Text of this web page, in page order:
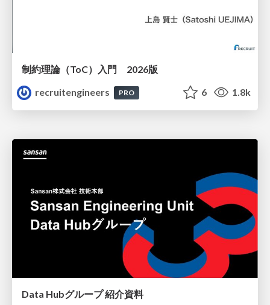
制約理論（ToC）入門 2026版
recruitengineers
PRO 6 1.8k
Data Hubグループ 紹介資料